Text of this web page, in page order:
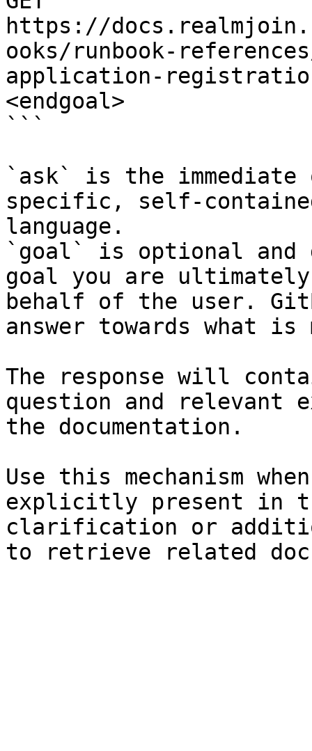
https://
ooks/runbook-
application-
<endgoal>
```
`ask` is the
specific, self-
language.
`goal` is optional and
goal you are
behalf of the user.
answer towards what
The response will
question and relevant
the documentation.
Use this mechanism
explicitly present in
clarification or